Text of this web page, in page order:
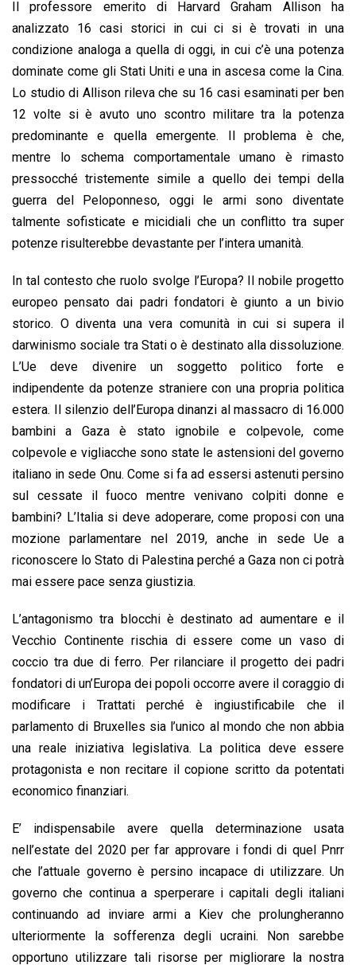
Il professore emerito di Harvard Graham Allison ha
analizzato 16 casi storici in cui ci si è trovati in una
condizione analoga a quella di oggi, in cui c’è una potenza
dominate come gli Stati Uniti e una in ascesa come la Cina.
Lo studio di Allison rileva che su 16 casi esaminati per ben
12 volte si è avuto uno scontro militare tra la potenza
predominante e quella emergente. Il problema è che,
mentre lo schema comportamentale umano è rimasto
pressocché tristemente simile a quello dei tempi della
guerra del Peloponneso, oggi le armi sono diventate
talmente sofisticate e micidiali che un conflitto tra super
potenze risulterebbe devastante per l’intera umanità.
In tal contesto che ruolo svolge l’Europa? Il nobile progetto
europeo pensato dai padri fondatori è giunto a un bivio
storico. O diventa una vera comunità in cui si supera il
darwinismo sociale tra Stati o è destinato alla dissoluzione.
L’Ue deve divenire un soggetto politico forte e
indipendente da potenze straniere con una propria politica
estera. Il silenzio dell’Europa dinanzi al massacro di 16.000
bambini a Gaza è stato ignobile e colpevole, come
colpevole e vigliacche sono state le astensioni del governo
italiano in sede Onu. Come si fa ad essersi astenuti persino
sul cessate il fuoco mentre venivano colpiti donne e
bambini? L’Italia si deve adoperare, come proposi con una
mozione parlamentare nel 2019, anche in sede Ue a
riconoscere lo Stato di Palestina perché a Gaza non ci potrà
mai essere pace senza giustizia.
L’antagonismo tra blocchi è destinato ad aumentare e il
Vecchio Continente rischia di essere come un vaso di
coccio tra due di ferro. Per rilanciare il progetto dei padri
fondatori di un’Europa dei popoli occorre avere il coraggio di
modificare i Trattati perché è ingiustificabile che il
parlamento di Bruxelles sia l’unico al mondo che non abbia
una reale iniziativa legislativa. La politica deve essere
protagonista e non recitare il copione scritto da potentati
economico finanziari.
E’ indispensabile avere quella determinazione usata
nell’estate del 2020 per far approvare i fondi di quel Pnrr
che l’attuale governo è persino incapace di utilizzare. Un
governo che continua a sperperare i capitali degli italiani
continuando ad inviare armi a Kiev che prolungheranno
ulteriormente la sofferenza degli ucraini. Non sarebbe
opportuno utilizzare tali risorse per migliorare la nostra